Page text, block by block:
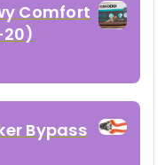
Comfort
20)
Bypass